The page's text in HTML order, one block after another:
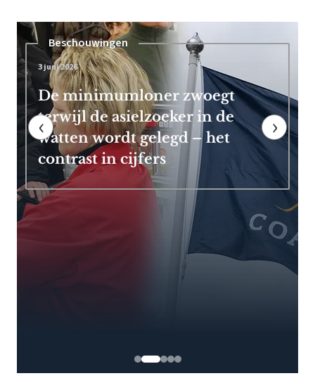
Pensioen
7 mei 2026
Frans Timmermans kan vroeg
met pensioen dankzij royale
EU-uitkering
‹ ›